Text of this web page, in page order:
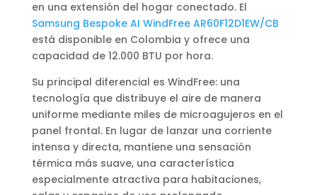
en una extensión del hogar conectado. El
Samsung Bespoke AI WindFree AR60F12D1EW/CB
está disponible en Colombia y ofrece una
capacidad de 12.000 BTU por hora.
Su principal diferencial es WindFree: una
tecnología que distribuye el aire de manera
uniforme mediante miles de microagujeros en el
panel frontal. En lugar de lanzar una corriente
intensa y directa, mantiene una sensación
térmica más suave, una característica
especialmente atractiva para habitaciones,